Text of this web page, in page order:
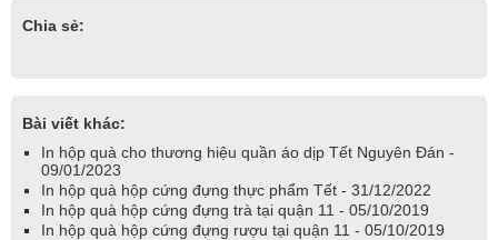
Chia sẻ:
Bài viết khác:
In hộp quà cho thương hiệu quần áo dịp Tết Nguyên Đán -
09/01/2023
In hộp quà hộp cứng đựng thực phẩm Tết - 31/12/2022
In hộp quà hộp cứng đựng trà tại quận 11 - 05/10/2019
In hộp quà hộp cứng đựng rượu tại quận 11 - 05/10/2019